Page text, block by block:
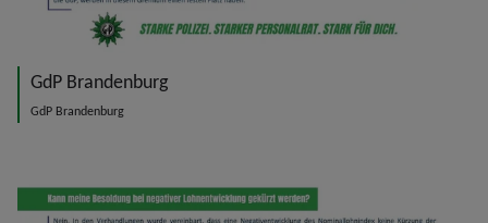
GdP Brandenburg
GdP Brandenburg